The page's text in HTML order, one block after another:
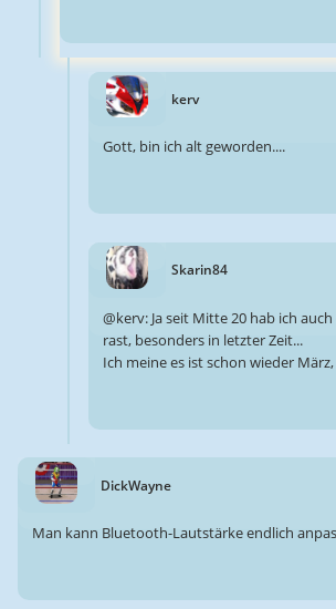
kerv
Gott, bin ich alt geworden....
Skarin84
@kerv: Ja seit Mitte 20 hab ich
rast, besonders in letzter Zeit...
Ich meine es ist schon wieder
DickWayne
Man kann Bluetooth-Lautstärke endlich